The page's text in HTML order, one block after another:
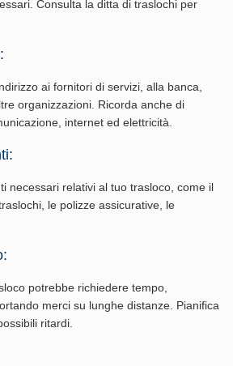
Consulta la ditta di traslochi per
ai fornitori di servizi, alla banca,
organizzazioni. Ricorda anche di
internet ed elettricità.
necessari relativi al tuo trasloco, come il
le polizze assicurative, le
potrebbe richiedere tempo,
merci su lunghe distanze. Pianifica
ritardi.